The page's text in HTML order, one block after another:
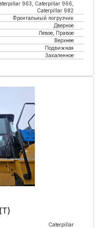
963, Caterpillar 966,
Caterpillar 982
Фронтальный погрузчик
Дверное
Левое, Правое
Верхнее
Подвижная
Закаленное
Caterpillar